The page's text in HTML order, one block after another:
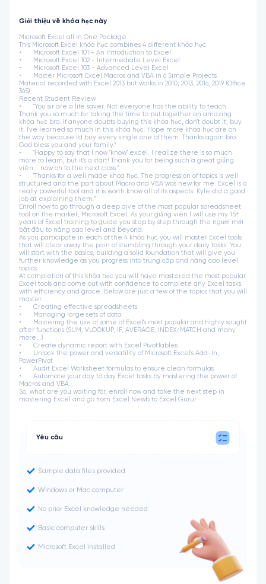
Giới thiệu về khóa học này
Microsoft Excel all in One Package
This Microsoft Excel khóa học combines 4 different khóa học.
•
Microsoft Excel 101 - An Introduction to Excel
•
Microsoft Excel 102 - Intermediate Level Excel
•
Microsoft Excel 103 - Advanced Level Excel
•
Master Microsoft Excel Macros and VBA in 6 Simple Projects
Material recorded with Excel 2013 but works in 2010, 2013, 2016, 2019 (Office
365)
Recent Student Review
•
"You sir are a life saver. Not everyone has the ability to teach.
Thank you so much for taking the time to put together an amazing
khóa học bro. If anyone doubts buying this khóa học, don't doubt it, buy
it. I've learned so much in this khóa học. Hope more khóa học are on
the way because I'd buy every single one of them. Thanks again bro.
God bless you and your family."
•
"Happy to say that I now "know" excel. I realize there is so much
more to learn, but it's a start! Thank you for being such a great giảng
viên... now on to the next class."
•
"Thanks for a well made khóa học. The progression of topics is well
structured and the part about Macro and VBA was new for me. Excel is a
really powerful tool and it is worth know all of its aspects. Kyle did a good
job at explaining them."
Enroll now to go through a deep dive of the most popular spreadsheet
tool on the market, Microsoft Excel. As your giảng viên I will use my 15+
years of Excel training to guide you step by step through the người mới
bắt đầu to nâng cao level and beyond.
As you participate in each of the 4 khóa học you will master Excel tools
that will clear away the pain of stumbling through your daily tasks. You
will start with the basics, building a solid foundation that will give you
further knowledge as you progress into trung cấp and nâng cao level
topics.
At completion of this khóa học you will have mastered the most popular
Excel tools and come out with confidence to complete any Excel tasks
with efficiency and grace. Below are just a few of the topics that you will
master:
•
Creating effective spreadsheets
•
Managing large sets of data
•
Mastering the use of some of Excel's most popular and highly sought
after functions (SUM, VLOOKUP, IF, AVERAGE, INDEX/MATCH and many
more...)
•
Create dynamic report with Excel PivotTables
•
Unlock the power and versatility of Microsoft Excel's Add-In,
PowerPivot
•
Audit Excel Worksheet formulas to ensure clean formulas
•
Automate your day to day Excel tasks by mastering the power of
Macros and VBA
So, what are you waiting for, enroll now and take the next step in
mastering Excel and go from Excel Newb to Excel Guru!
Yêu cầu
Sample data files provided
Windows or Mac computer
No prior Excel knowledge needed
Basic computer skills
Microsoft Excel installed